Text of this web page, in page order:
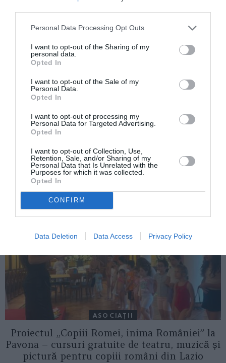
Personal Data Processing Opt Outs
I want to opt-out of the Sharing of my
personal data.
Opted In
I want to opt-out of the Sale of my
Personal Data.
Opted In
I want to opt-out of processing my
Personal Data for Targeted Advertising.
Opted In
I want to opt-out of Collection, Use,
Retention, Sale, and/or Sharing of my
Personal Data that Is Unrelated with the
Purposes for which it was collected.
Opted In
CONFIRM
Data Deletion Data Access Privacy Policy
ASEMENEA
ITALIA
Concursul Miss Badante 2026: informații
despre înscrieri și participare
ASOCIAŢII
Proiectul „Copiii Romei, inima României” la
Pavona – cursuri gratuite de teatru, muzică și
pictură pentru copiii români din Lazio